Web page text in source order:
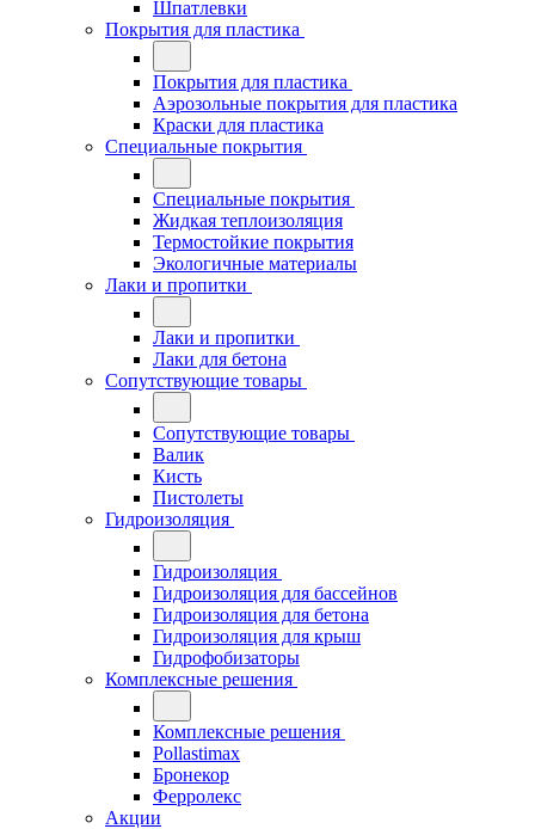
Шпатлевки
Покрытия для пластика
Покрытия для пластика
Аэрозольные покрытия для пластика
Краски для пластика
Специальные покрытия
Специальные покрытия
Жидкая теплоизоляция
Термостойкие покрытия
Экологичные материалы
Лаки и пропитки
Лаки и пропитки
Лаки для бетона
Сопутствующие товары
Сопутствующие товары
Валик
Кисть
Пистолеты
Гидроизоляция
Гидроизоляция
Гидроизоляция для бассейнов
Гидроизоляция для бетона
Гидроизоляция для крыш
Гидрофобизаторы
Комплексные решения
Комплексные решения
Pollastimax
Бронекор
Ферролекс
Акции